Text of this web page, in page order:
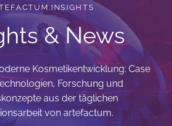
& News
Kosmetikentwicklung: Case
Forschung und
aus der täglichen
von artefactum.